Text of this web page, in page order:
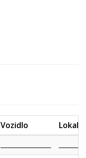
Vozidlo